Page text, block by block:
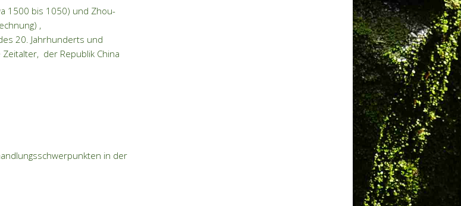
1500 bis 1050) und Zhou-
,
20. Jahrhunderts und
der Republik China
in der